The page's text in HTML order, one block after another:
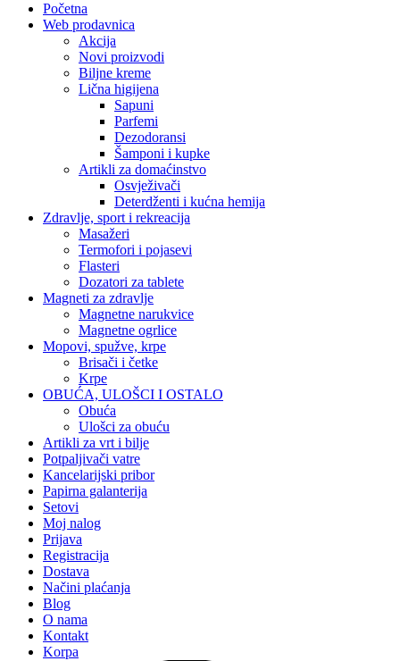
Početna
Web prodavnica
Akcija
Novi proizvodi
Biljne kreme
Lična higijena
Sapuni
Parfemi
Dezodoransi
Šamponi i kupke
Artikli za domaćinstvo
Osvježivači
Deterdženti i kućna hemija
Zdravlje, sport i rekreacija
Masažeri
Termofori i pojasevi
Flasteri
Dozatori za tablete
Magneti za zdravlje
Magnetne narukvice
Magnetne ogrlice
Mopovi, spužve, krpe
Brisači i četke
Krpe
OBUĆA, ULOŠCI I OSTALO
Obuća
Ulošci za obuću
Artikli za vrt i bilje
Potpaljivači vatre
Kancelarijski pribor
Papirna galanterija
Setovi
Moj nalog
Prijava
Registracija
Dostava
Načini plaćanja
Blog
O nama
Kontakt
Korpa